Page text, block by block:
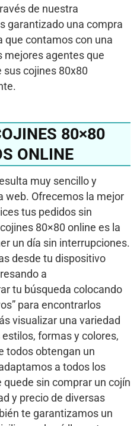
de nuestra
garantizado una compra
que contamos con una
mejores agentes que
sus cojines 80x80
80×80
ONLINE
muy sencillo y
web. Ofrecemos la mejor
tus pedidos sin
80×80 online es la
un día sin interrupciones.
desde tu dispositivo
a
tu búsqueda colocando
para encontrarlos
visualizar una variedad
formas y colores,
todos obtengan un
a todos los
sin comprar un cojín
y precio de diversas
te garantizamos un